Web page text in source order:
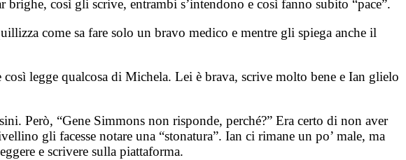
così gli scrive, entrambi s’intendono e così fanno subito “pace”.
come sa fare solo un bravo medico e mentre gli spiega anche il
legge qualcosa di Michela. Lei è brava, scrive molto bene e Ian glielo
Però, “Gene Simmons non risponde, perché?” Era certo di non aver
gli facesse notare una “stonatura”. Ian ci rimane un po’ male, ma
e scrivere sulla piattaforma.